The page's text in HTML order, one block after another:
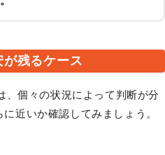
残るケース
、個々の状況によって判断が分
近いか確認してみましょう。